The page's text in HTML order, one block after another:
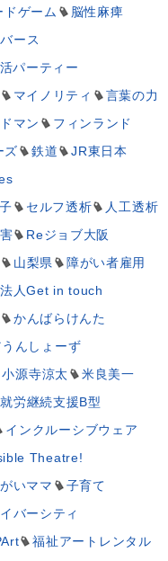
ドゲーム
脳性麻痺
ース
パーティー
マイノリティ
言葉の力
マン
フィンランド
ズ 鉄道
JR東日本
セルフ透析
人工透析
Reジョブ大阪
山梨県
障がい者雇用
人Get in touch
かんばらけんた
うんしょーず
小源寺涼太
米良美一
就労継続支援B型
インクルーシブウェア
Theatre!
いママ
子育て
バーシティ
福祉アートレンタル